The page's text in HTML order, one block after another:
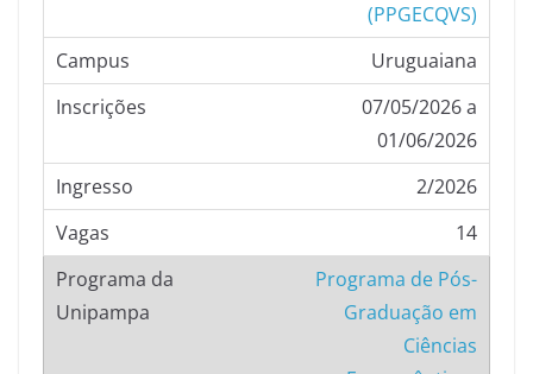
(PPGECQVS)
Uruguaiana
07/05/2026 a
01/06/2026
2/2026
14
Programa de Pós-
Graduação em
Ciências